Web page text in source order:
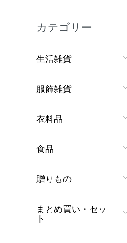
カテゴリー
生活雑貨
服飾雑貨
衣料品
食品
贈りもの
まとめ買い・セッ
ト